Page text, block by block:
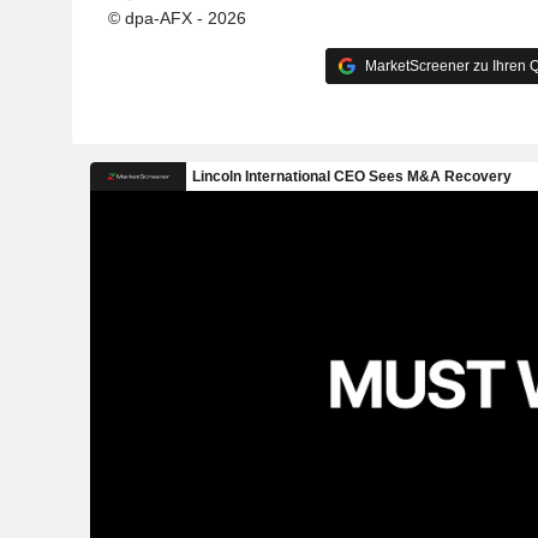
© dpa-AFX - 2026
MarketScreener zu Ihren